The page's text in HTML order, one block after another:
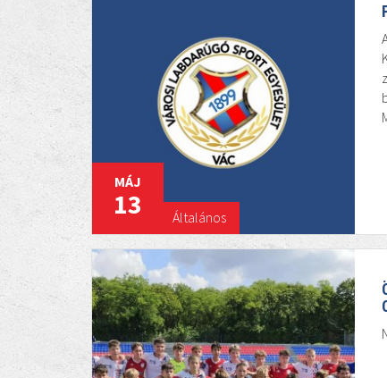
Általános
MÁJ
13